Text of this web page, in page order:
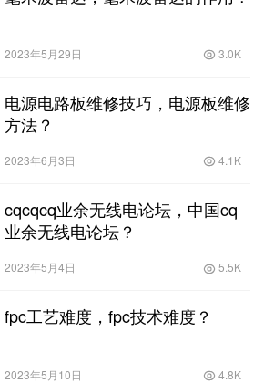
2023年5月29日 3.0K
电源电路板维修技巧，电源板维修
方法？
2023年6月3日 4.1K
cqcqcq业余无线电论坛，中国cq
业余无线电论坛？
2023年5月4日 5.5K
fpc工艺难度，fpc技术难度？
2023年5月10日 4.8K